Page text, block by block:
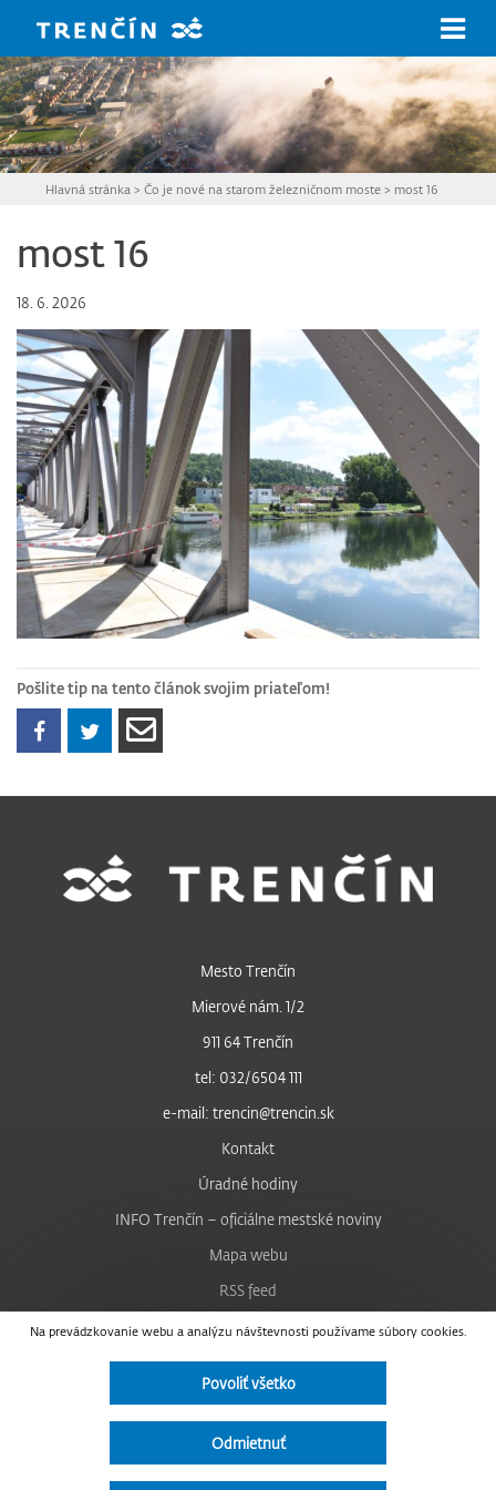
Hlavná stránka >Čo je nové na starom železničnom moste > most 16
most 16
18. 6. 2026
Pošlite tip na tento článok svojim priateľom!
Na prevádzkovanie webu a analýzu návštevnosti používame súbory cookies.
Povoliť všetko
Odmietnuť
Mesto Trenčín
Mierové nám. 1/2
911 64 Trenčín
tel: 032/6504 111
e-mail: trencin@trencin.sk
Kontakt
Úradné hodiny
INFO Trenčín – oficiálne mestské noviny
Mapa webu
RSS feed
Nastavenie cookies
Facebook
Instagram
Vyhlásenie o prístupnosti